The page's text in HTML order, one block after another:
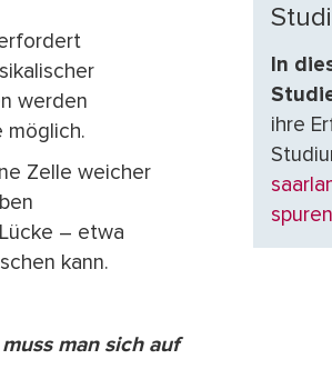
werden
möglich.
Zelle weicher
– etwa
kann.
man sich auf
In
ihre